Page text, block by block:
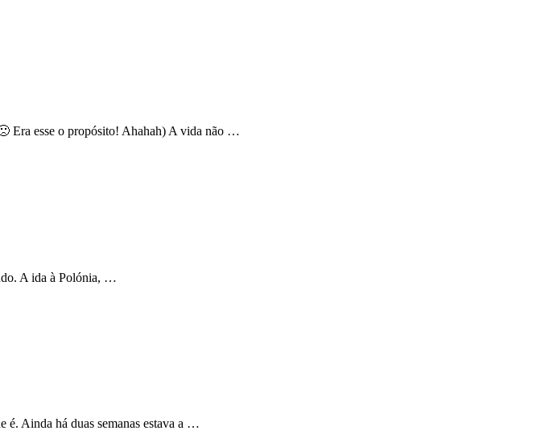
Era esse o propósito! Ahahah) A vida não …
A ida à Polónia, …
é. Ainda há duas semanas estava a …